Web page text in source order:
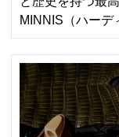
MINNIS（ハーデ